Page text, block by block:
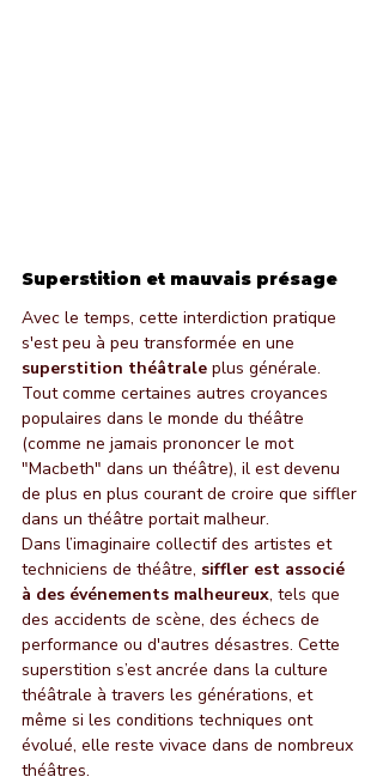
Superstition et mauvais présage
Avec le temps, cette interdiction pratique
s'est peu à peu transformée en une
superstition théâtrale plus générale.
Tout comme certaines autres croyances
populaires dans le monde du théâtre
(comme ne jamais prononcer le mot
"Macbeth" dans un théâtre), il est devenu
de plus en plus courant de croire que siffler
dans un théâtre portait malheur.
Dans l’imaginaire collectif des artistes et
techniciens de théâtre, siffler est associé
à des événements malheureux, tels que
des accidents de scène, des échecs de
performance ou d'autres désastres. Cette
superstition s’est ancrée dans la culture
théâtrale à travers les générations, et
même si les conditions techniques ont
évolué, elle reste vivace dans de nombreux
théâtres.